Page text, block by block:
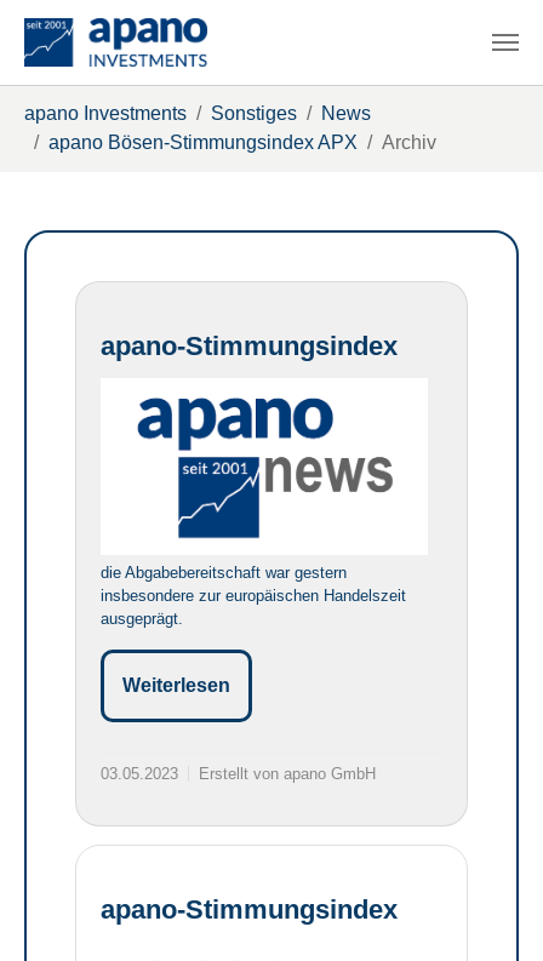
apano Investments Sonstiges
News
apano Bösen-Stimmungsindex APX
Archiv
apano-Stimmungsindex
die Abgabebereitschaft war gestern
insbesondere zur europäischen Handelszeit
ausgeprägt.
Weiterlesen
03.05.2023 Erstellt von apano GmbH
apano-Stimmungsindex